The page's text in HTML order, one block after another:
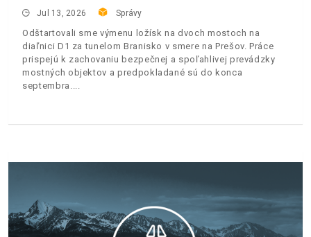
Jul 13, 2026 Správy
Odštartovali sme výmenu ložísk na dvoch mostoch na
diaľnici D1 za tunelom Branisko v smere na Prešov. Práce
prispejú k zachovaniu bezpečnej a spoľahlivej prevádzky
mostných objektov a predpokladané sú do konca
septembra.